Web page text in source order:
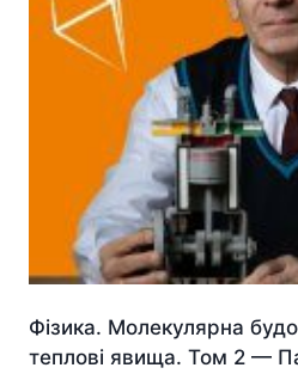
Фізика. Молекулярна
теплові явища. Том 2 —